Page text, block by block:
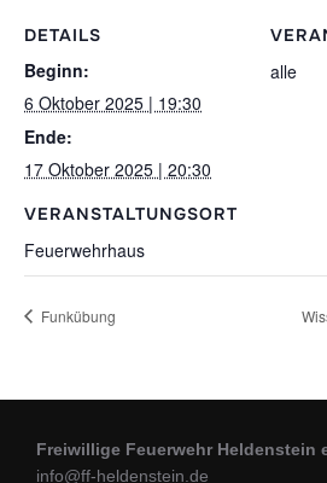
DETAILS
Beginn:
6 Oktober 2025 | 19:30
Ende:
17 Oktober 2025 | 20:30
VERANSTALTUNGSORT
Feuerwehrhaus
alle
Funkübung
Freiwillige Feuerwehr Heldenstein
info@ff-heldenstein.de